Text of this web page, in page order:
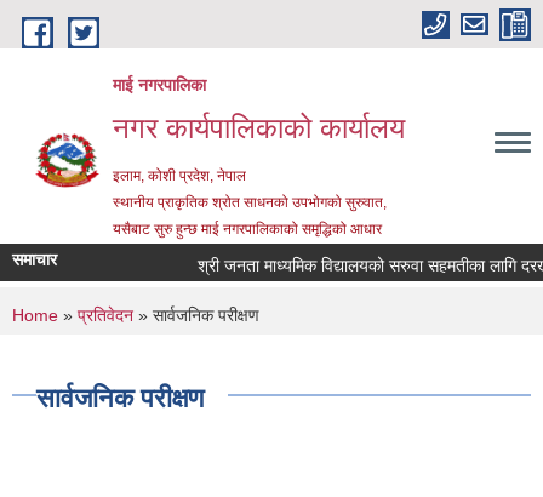
Skip to main content
माई नगरपालिका
नगर कार्यपालिकाको कार्यालय
इलाम, कोशी प्रदेश, नेपाल
स्थानीय प्राकृतिक श्रोत साधनको उपभोगको सुरुवात,
यसैबाट सुरु हुन्छ माई नगरपालिकाको समृद्धिको आधार
समाचार श्री जनता माध्यमिक विद्यालयको सरुवा सहमतीका लागि
You are here
Home » प्रतिवेदन » सार्वजनिक परीक्षण
सार्वजनिक परीक्षण